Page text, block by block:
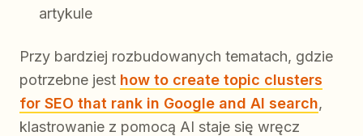
artykule
Przy bardziej rozbudowanych tematach, gdzie
potrzebne jest how to create topic clusters
for SEO that rank in Google and AI search,
klastrowanie z pomocą AI staje się wręcz